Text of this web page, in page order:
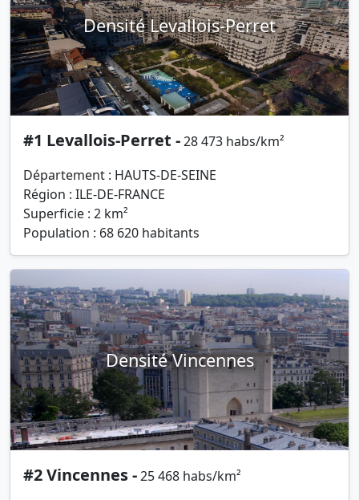
Densité Levallois-Perret
#1 Levallois-Perret -28 473 habs/km²
Département : HAUTS-DE-SEINE
Région : ILE-DE-FRANCE
Superficie : 2 km²
Population : 68 620 habitants
Densité Vincennes
#2 Vincennes -25 468 habs/km²